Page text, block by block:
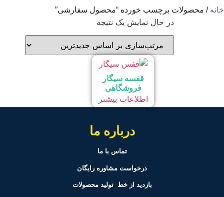
/ محصولات برچسب خورده “محصول سفارشی”
در حال نمایش یک نتیجه
قفسه سیگار
فروشگاهی
اطلاعات بیشتر
درباره ما
تماس با ما
درخواست مشاوره رایگان
بازدید از خط تولید محصولات